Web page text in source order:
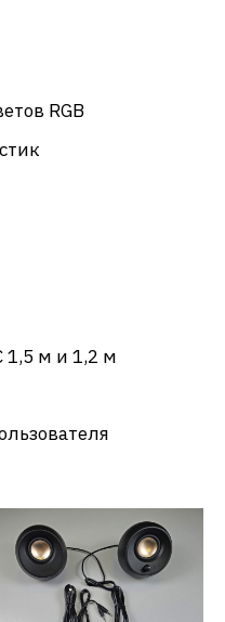
RGB
1,5 м и 1,2 м